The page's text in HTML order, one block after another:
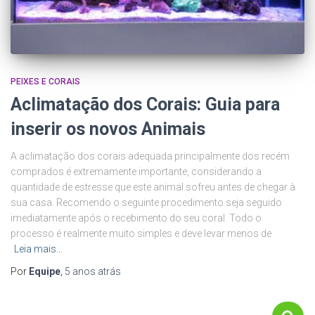
PEIXES E CORAIS
Aclimatação dos Corais: Guia para
inserir os novos Animais
A aclimatação dos corais adequada principalmente dos recém
comprados é extremamente importante, considerando a
quantidade de estresse que este animal sofreu antes de chegar à
sua casa. Recomendo o seguinte procedimento seja seguido
imediatamente após o recebimento do seu coral. Todo o
processo é realmente muito simples e deve levar menos de
Leia mais…
Por Equipe 5 anos atrás